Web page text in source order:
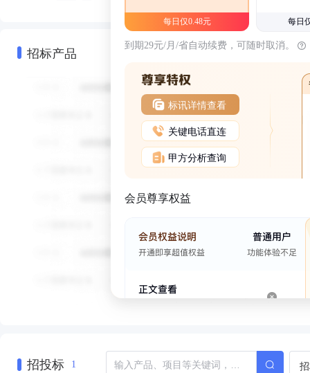
招标产品
每日仅0.48元 每日
到期29元/月/省自动续费，可随时取消。
标讯详情查看
关键电话直连
甲方分析查询
会员尊享权益
招投标 1